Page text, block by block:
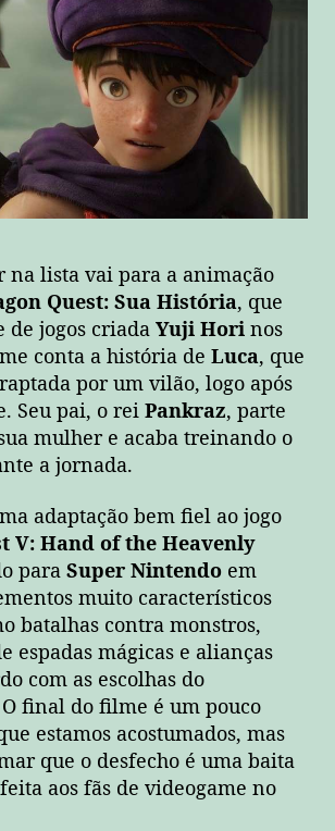
na lista vai para a animação
Quest: Sua História, que
de jogos criada Yuji Hori nos
conta a história de Luca, que
por um vilão, logo após
Seu pai, o rei Pankraz, parte
mulher e acaba treinando o
a jornada.
adaptação bem fiel ao jogo
V: Hand of the Heavenly
para Super Nintendo em
muito característicos
batalhas contra monstros,
espadas mágicas e alianças
com as escolhas do
final do filme é um pouco
estamos acostumados, mas
que o desfecho é uma baita
aos fãs de videogame no